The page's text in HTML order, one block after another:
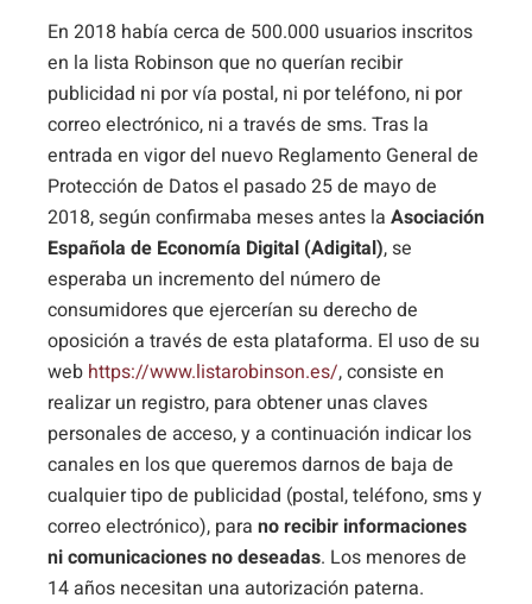
En 2018 había cerca de 500.000 usuarios inscritos
en la lista Robinson que no querían recibir
publicidad ni por vía postal, ni por teléfono, ni por
correo electrónico, ni a través de sms. Tras la
entrada en vigor del nuevo Reglamento General de
Protección de Datos el pasado 25 de mayo de
2018, según confirmaba meses antes la Asociación
Española de Economía Digital (Adigital), se
esperaba un incremento del número de
consumidores que ejercerían su derecho de
oposición a través de esta plataforma. El uso de su
web https://www.listarobinson.es/, consiste en
realizar un registro, para obtener unas claves
personales de acceso, y a continuación indicar los
canales en los que queremos darnos de baja de
cualquier tipo de publicidad (postal, teléfono, sms y
correo electrónico), para no recibir informaciones
ni comunicaciones no deseadas. Los menores de
14 años necesitan una autorización paterna.